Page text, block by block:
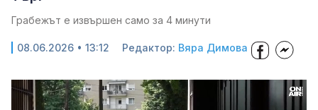
Грабежът е извършен само за 4 минути
08.06.2026 • 13:12 Редактор: Вяра Димова